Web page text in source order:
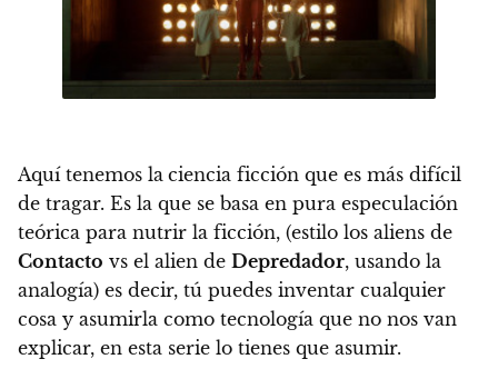
Aquí tenemos la ciencia ficción que es más difícil
de tragar. Es la que se basa en pura especulación
teórica para nutrir la ficción, (estilo los aliens de
Contacto vs el alien de Depredador, usando la
analogía) es decir, tú puedes inventar cualquier
cosa y asumirla como tecnología que no nos van
explicar, en esta serie lo tienes que asumir.